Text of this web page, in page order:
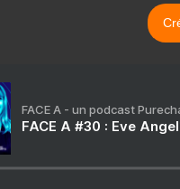
FACE A - un podcast
FACE A #30 : Eve